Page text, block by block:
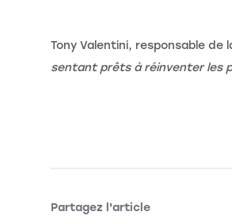
Tony Valentini, responsable
sentant prêts à réinventer les
Partagez l'article